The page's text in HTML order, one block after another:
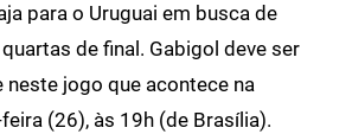
para o Uruguai em busca de
de final. Gabigol deve ser
neste jogo que acontece na
(26), às 19h (de Brasília).